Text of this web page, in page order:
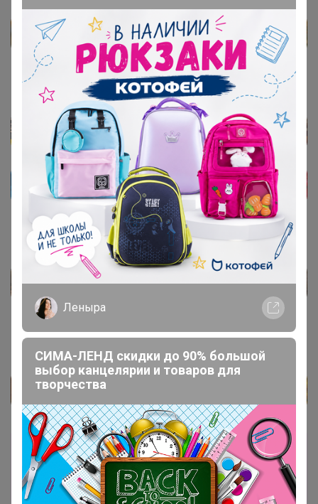
Каталог
Косметички (СКИДКИ до -50%)
Леныра
СИМА-ЛЕНД скидки до 90% большой
выбор канцелярии и товаров для
творчества